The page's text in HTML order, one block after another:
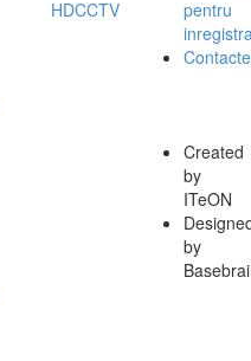
HDCCTV
pentru
Contacte
Created
by
ITeON
by